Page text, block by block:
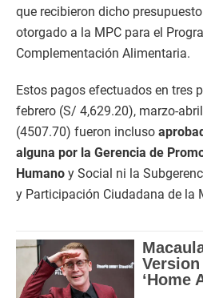
que recibieron dicho
otorgado a la MPC para el
Complementación Alimentaria.
Estos pagos efectuados en tres
febrero (S/ 4,629.20), marzo-
(4507.70) fueron incluso
alguna por la Gerencia de
Humano y Social ni la
y Participación Ciudadana de la